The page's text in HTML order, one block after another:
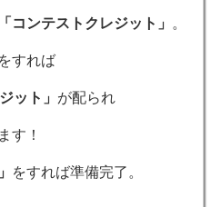
「コンテストクレジット」 。
をすれば
ット」 が配られ
す！
をすれば準備完了。